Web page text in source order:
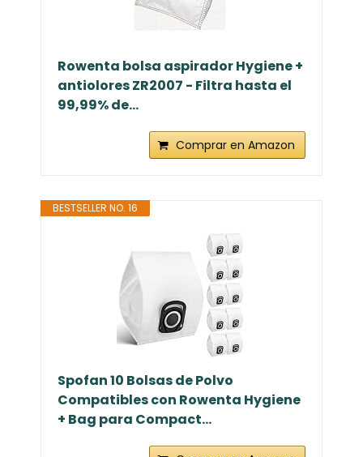
Rowenta bolsa aspirador Hygiene +
antiolores ZR2007 - Filtra hasta el
99,99% de...
Comprar en Amazon
BESTSELLER NO. 16
Spofan 10 Bolsas de Polvo
Compatibles con Rowenta Hygiene
+ Bag para Compact...